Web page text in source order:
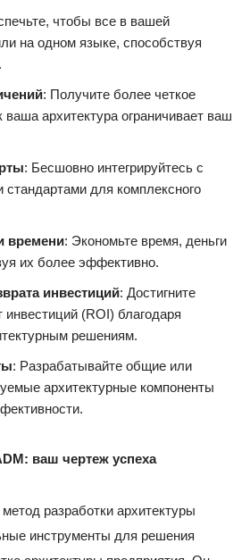
чтобы все в вашей
на одном языке, способствуя
: Получите более четкое
ваша архитектура ограничивает ваш
: Бесшовно интегрируйтесь с
стандартами для комплексного
времени: Экономьте время, деньги
их более эффективно.
инвестиций: Достигните
(ROI) благодаря
решениям.
: Разрабатывайте общие или
архитектурные компоненты
ваш чертеж успеха
разработки архитектуры
инструменты для решения